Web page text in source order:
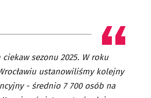
sezonu 2025. W roku
ustanowiliśmy kolejny
- średnio 7 700 osób na